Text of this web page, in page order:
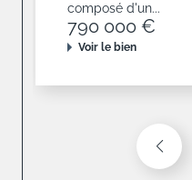
composé d'un...
790 000 €
Voir le bien